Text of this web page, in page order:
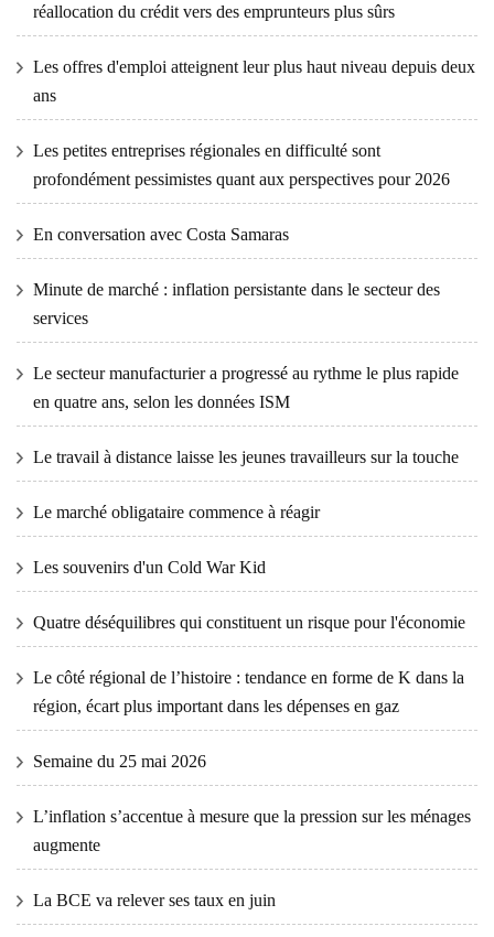
réallocation du crédit vers des emprunteurs plus sûrs
Les offres d'emploi atteignent leur plus haut niveau depuis deux
ans
Les petites entreprises régionales en difficulté sont
profondément pessimistes quant aux perspectives pour 2026
En conversation avec Costa Samaras
Minute de marché : inflation persistante dans le secteur des
services
Le secteur manufacturier a progressé au rythme le plus rapide
en quatre ans, selon les données ISM
Le travail à distance laisse les jeunes travailleurs sur la touche
Le marché obligataire commence à réagir
Les souvenirs d'un Cold War Kid
Quatre déséquilibres qui constituent un risque pour l'économie
Le côté régional de l’histoire : tendance en forme de K dans la
région, écart plus important dans les dépenses en gaz
Semaine du 25 mai 2026
L’inflation s’accentue à mesure que la pression sur les ménages
augmente
La BCE va relever ses taux en juin